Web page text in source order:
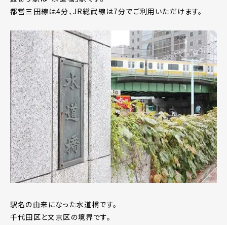
都営三田線は4分、JR総武線は7分でご利用いただけます。
駅名の由来になった水道橋です。
千代田区と文京区の境界です。